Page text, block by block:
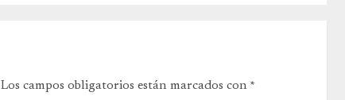
Los campos obligatorios están marcados con *